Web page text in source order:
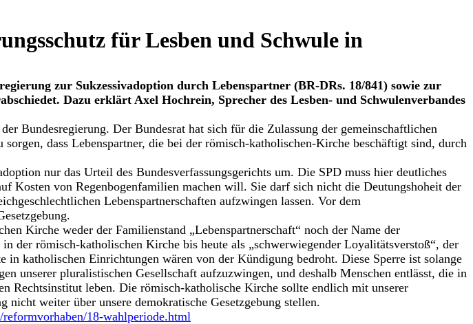
für Lesben und Schwule in
zur Sukzessivadoption durch Lebenspartner (BR-DRs. 18/841) sowie zur
Dazu erklärt Axel Hochrein, Sprecher des Lesben- und Schwulenverbandes
Bundesregierung. Der Bundesrat hat sich für die Zulassung der gemeinschaftlichen
dass Lebenspartner, die bei der römisch-katholischen-Kirche beschäftigt sind, durch
nur das Urteil des Bundesverfassungsgerichts um. Die SPD muss hier deutliches
Kosten von Regenbogenfamilien machen will. Sie darf sich nicht die Deutungshoheit der
Lebenspartnerschaften aufzwingen lassen. Vor dem
Kirche weder der Familienstand „Lebenspartnerschaft“ noch der Name der
der römisch-katholischen Kirche bis heute als „schwerwiegender Loyalitätsverstoß“, der
katholischen Einrichtungen wären von der Kündigung bedroht. Diese Sperre ist solange
unserer pluralistischen Gesellschaft aufzuzwingen, und deshalb Menschen entlässt, die in
Rechtsinstitut leben. Die römisch-katholische Kirche sollte endlich mit unserer
weiter über unsere demokratische Gesetzgebung stellen.
18-wahlperiode.html